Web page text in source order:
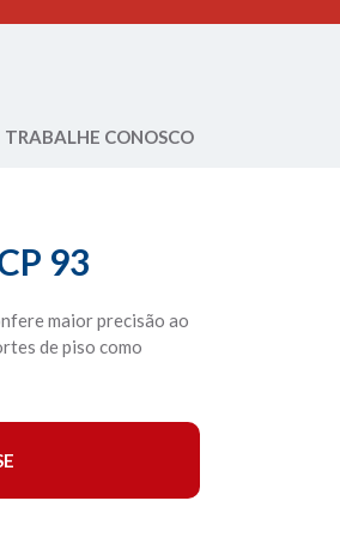
TRABALHE CONOSCO
93
maior precisão ao
de piso como